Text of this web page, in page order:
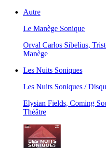
Autre
Le Manège Sonique
Orval Carlos Sibelius,
Manège
Les Nuits Soniques
Les Nuits Soniques /
Elysian Fields, Coming
Théâtre